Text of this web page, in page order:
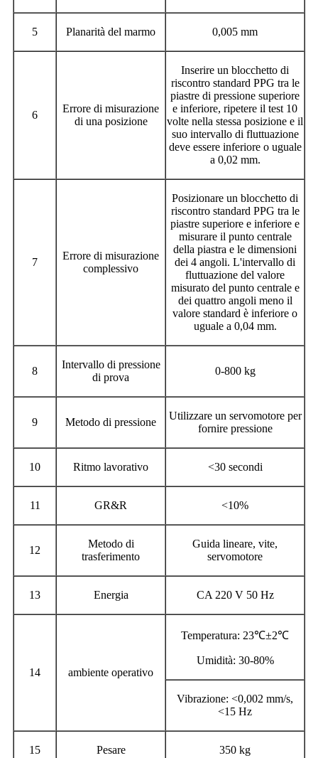
5 Planarità del marmo 0,005 mm
6
Errore di misurazione
di una posizione
Inserire un blocchetto di
riscontro standard PPG tra le
piastre di pressione superiore
e inferiore, ripetere il test 10
volte nella stessa posizione e il
suo intervallo di fluttuazione
deve essere inferiore o uguale
a 0,02 mm.
7
Errore di misurazione
complessivo
Posizionare un blocchetto di
riscontro standard PPG tra le
piastre superiore e inferiore e
misurare il punto centrale
della piastra e le dimensioni
dei 4 angoli. L'intervallo di
fluttuazione del valore
misurato del punto centrale e
dei quattro angoli meno il
valore standard è inferiore o
uguale a 0,04 mm.
8
Intervallo di pressione
di prova
0-800 kg
9 Metodo di pressione
Utilizzare un servomotore per
fornire pressione
10 Ritmo lavorativo <30 secondi
11 GR&R <10%
12
Metodo di
trasferimento
Guida lineare, vite,
servomotore
13 Energia CA 220 V 50 Hz
14 ambiente operativo
Temperatura: 23℃±2℃
Umidità: 30-80%
Vibrazione: <0,002 mm/s,
<15 Hz
15 Pesare 350 kg